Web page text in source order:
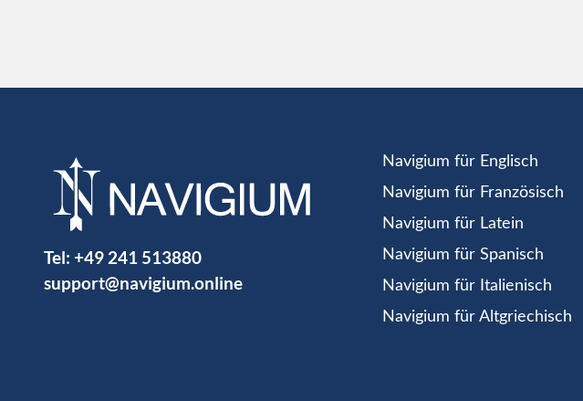
Tel: +49 241 513880
support@navigium.online
Navigium für Englisch
Navigium für Französisch
Navigium für Latein
Navigium für Spanisch
Navigium für Italienisch
Navigium für Altgriechisch